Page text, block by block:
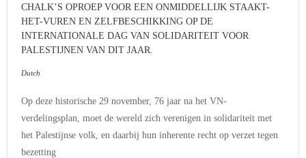
CHALK’S OPROEP VOOR EEN ONMIDDELLIJK STAAKT-
HET-VUREN EN ZELFBESCHIKKING OP DE
INTERNATIONALE DAG VAN SOLIDARITEIT VOOR
PALESTIJNEN VAN DIT JAAR.
Dutch
Op deze historische 29 november, 76 jaar na het VN-
verdelingsplan, moet de wereld zich verenigen in solidariteit met
het Palestijnse volk, en daarbij hun inherente recht op verzet tegen
bezetting